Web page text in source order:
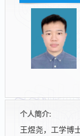
个人简介:
王煜尧，工学博